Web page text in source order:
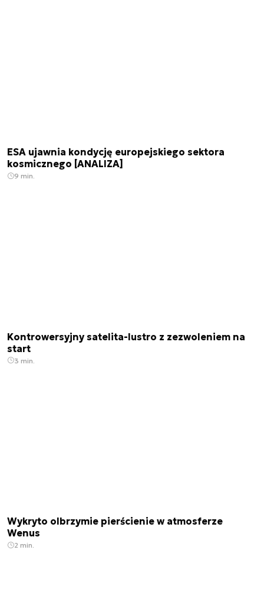
ESA ujawnia kondycję europejskiego sektora
kosmicznego [ANALIZA]
9 min.
Kontrowersyjny satelita-lustro z zezwoleniem na
start
3 min.
Wykryto olbrzymie pierścienie w atmosferze
Wenus
2 min.